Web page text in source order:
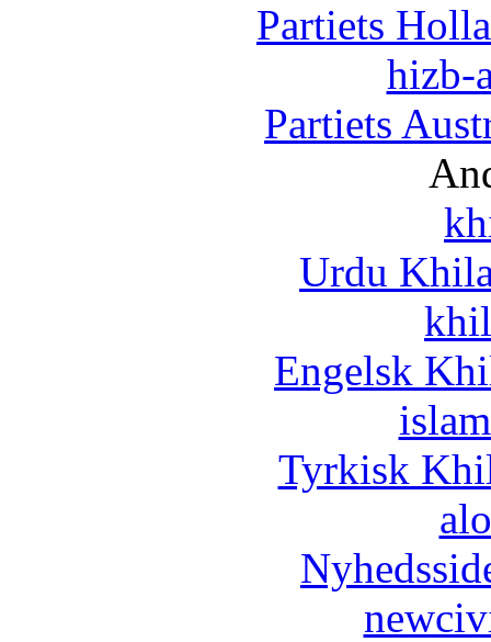
Partiets
hizb-
Partiets
Urdu
Engelsk
Tyrkisk